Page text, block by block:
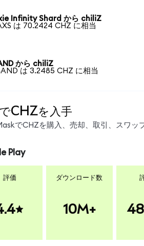
Infinity Shard から chiliZ
は 70.2424 CHZ に相当
から chiliZ
は 3.2485 CHZ に相当
CHZを入手
でCHZを購入、売却、取引、スワッ
Play
評価 ダウンロード数
10M+